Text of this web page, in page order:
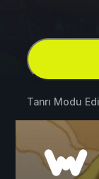
Tanrı Modu